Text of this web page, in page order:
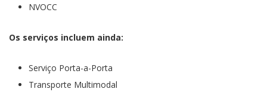
NVOCC
Os serviços incluem ainda:
Serviço Porta-a-Porta
Transporte Multimodal